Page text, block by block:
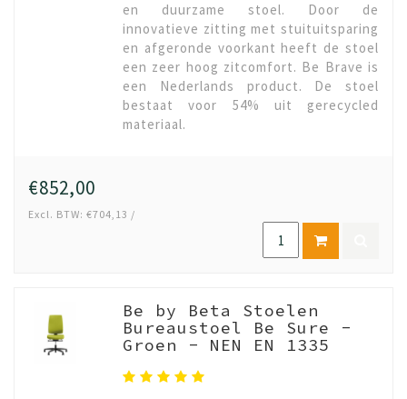
en duurzame stoel. Door de
innovatieve zitting met stuituitsparing
en afgeronde voorkant heeft de stoel
een zeer hoog zitcomfort. Be Brave is
een Nederlands product. De stoel
bestaat voor 54% uit gerecycled
materiaal.
€852,00
Excl. BTW: €704,13 /
Be by Beta Stoelen
Bureaustoel Be Sure -
Groen - NEN EN 1335